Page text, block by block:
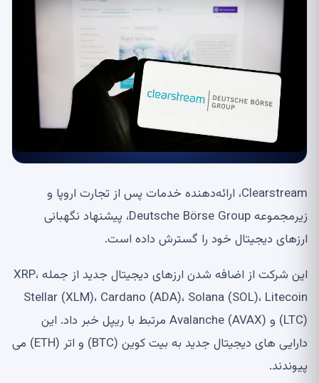
Clearstream، ارائه‌دهنده خدمات پس از تجارت اروپا و
زیرمجموعه Deutsche Börse Group، پیشنهاد نگهبانی
ارزهای دیجیتال خود را گسترش داده است.
این شرکت از اضافه شدن ارزهای دیجیتال جدید از جمله XRP،
Stellar (XLM)، Cardano (ADA)، Solana (SOL)، Litecoin
(LTC) و Avalanche (AVAX) مرتبط با ریپل خبر داد. این
دارایی های دیجیتال جدید به بیت کوین (BTC) و اتر (ETH) می
پیوندند.